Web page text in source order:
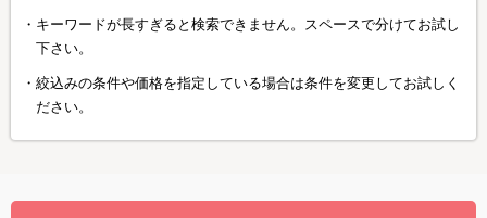
キーワードが長すぎると検索できません。スペースで分けてお試し
下さい。
絞込みの条件や価格を指定している場合は条件を変更してお試しく
ださい。